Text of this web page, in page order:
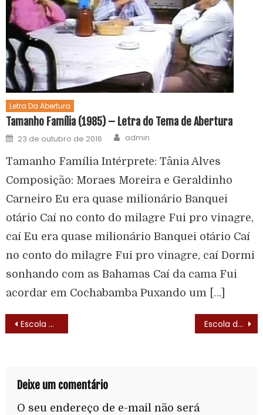
Letra Da Abertura
Tamanho Família (1985) – Letra do Tema de Abertura
23 de outubro de 2016 admin
Tamanho Família Intérprete: Tânia Alves
Composição: Moraes Moreira e Geraldinho
Carneiro Eu era quase milionário Banquei
otário Caí no conto do milagre Fui pro vinagre,
caí Eu era quase milionário Banquei otário Caí
no conto do milagre Fui pro vinagre, caí Dormi
sonhando com as Bahamas Caí da cama Fui
acordar em Cochabamba Puxando um […]
Escola de Heróis (Hero High – 1981) Escola de Heróis (Hero High – 1981) – Lista de Episódios
Deixe um comentário
O seu endereço de e-mail não será